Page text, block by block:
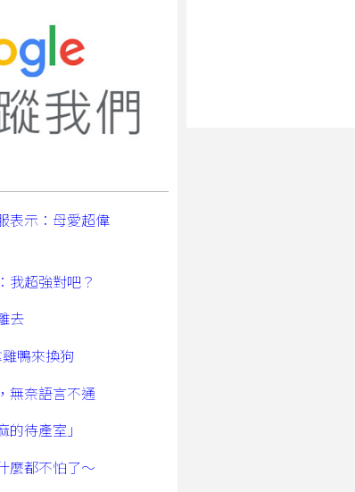
表示：母愛超偉
超強對吧？
去
鴨來換狗
無奈語言不通
待產室」
麼都不怕了～